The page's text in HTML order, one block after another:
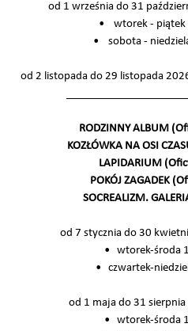
od 1 września do 31
• wtorek - piątek
• sobota -
od 2 listopada do 29 listopada
RODZINNY ALBUM
KOZŁÓWKA NA OSI
LAPIDARIUM
POKÓJ ZAGADEK
SOCREALIZM.
od 7 stycznia do 30
• wtorek-środa
• czwartek-
od 1 maja do 31
• wtorek-środa